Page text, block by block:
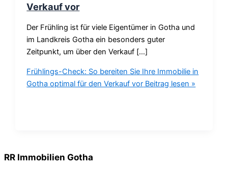
Verkauf vor
Der Frühling ist für viele Eigentümer in Gotha und
im Landkreis Gotha ein besonders guter
Zeitpunkt, um über den Verkauf […]
Frühlings-Check: So bereiten Sie Ihre Immobilie in
Gotha optimal für den Verkauf vor Beitrag lesen »
RR Immobilien Gotha